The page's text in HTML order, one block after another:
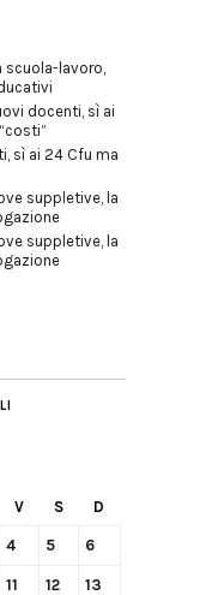
scuola-lavoro,
docenti, sì ai
sì ai 24 Cfu ma
suppletive, la
suppletive, la
V S D
4 5 6
11 12 13